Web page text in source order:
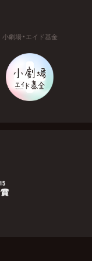
小劇場・エイド基金